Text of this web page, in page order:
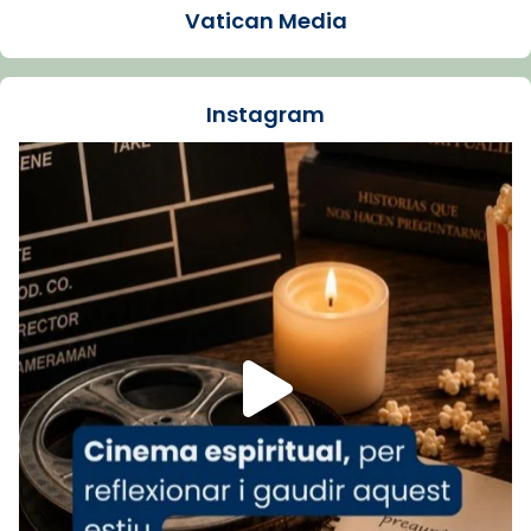
La Carmina va patir depressió. Fa gairebé
dos mesos, a l'Estadi Lluís Companys, la
Recupera l'entrevista comp
Vatican
tican News 👇
www.vaticannews.va/es/iglesia/news/2026-
07/carmina-historia-depresion-papa-viaje-
espana-testimoni...
Foto
View on Facebook · Share
Arquebisbat de Barcelona
2 weeks ago
«Avui les santes Juliana i Semproniana ens
Vatican Media
Instagram